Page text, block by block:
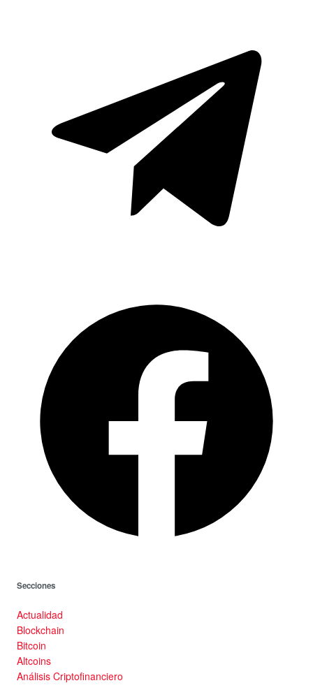
Secciones
Actualidad
Blockchain
Bitcoin
Altcoins
Análisis Criptofinanciero